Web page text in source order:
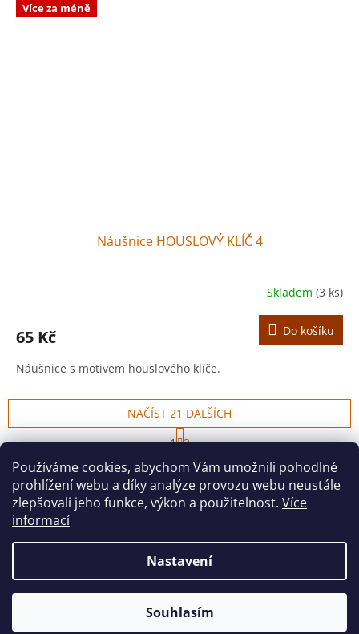
Používáme cookies, abychom Vám umožnili pohodlné
prohlížení webu a díky analýze provozu webu neustále
zlepšovali jeho funkce, výkon a použitelnost. Více
informací
Nastavení
Souhlasím
Více za méně
Náušnice HOUSLOVÝ KLÍČ 4
Skladem (3 ks)
65 Kč Do košíku
Náušnice s motivem houslového klíče.
v
l
á
c
í
p
r
v
NAČÍST 21 DALŠÍCH
S
t
r
á
n
k
á
n
í
1 3
51položek celkem
NAHORU
Vytvořil Shoptet
houslovyklic.cz. Všechna práva vyhrazena.